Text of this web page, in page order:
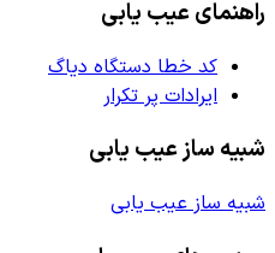
راهنمای عیب یابی
کد خطا دستگاه دیاگ
ایرادات پر تکرار
شبیه ساز عیب یابی
شبیه ساز عیب یابی